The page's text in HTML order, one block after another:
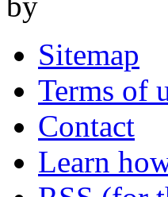
Sitemap
Terms of
Contact
Learn